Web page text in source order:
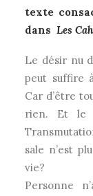
texte
dans Les
Le désir nu
peut suffire
Car d’être
rien. Et le
sale n’est
vie?
Personne